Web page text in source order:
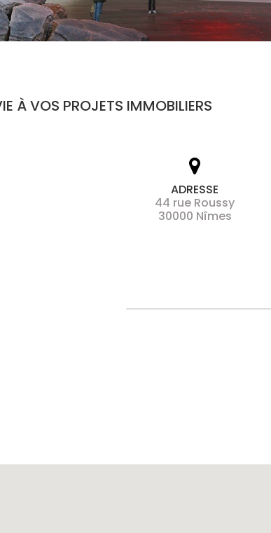
À VOS PROJETS IMMOBILIERS
ADRESSE
44 rue Roussy
30000 Nîmes